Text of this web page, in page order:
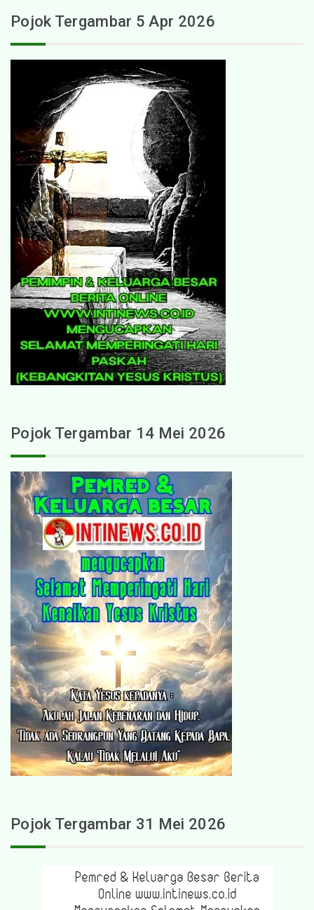
Pojok Tergambar 5 Apr 2026
Pojok Tergambar 14 Mei 2026
Pojok Tergambar 31 Mei 2026